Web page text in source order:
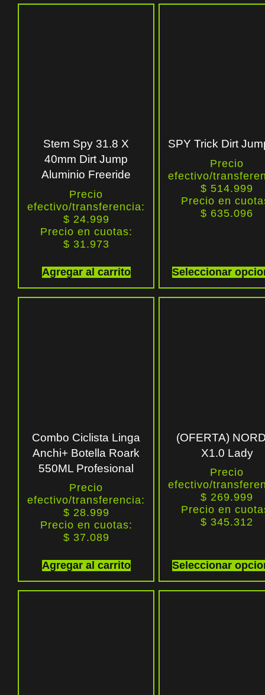
Stem Spy 31.8 X
40mm Dirt Jump
Aluminio Freeride
Precio
efectivo/transferencia:
$ 24.999
Precio en cuotas:
$ 31.973
Agregar al carrito
SPY Trick Dirt
Precio
efectivo/
$ 514.999
Precio en
$ 635.096
Seleccionar
Combo Ciclista Linga
Anchi+ Botella Roark
550ML Profesional
Precio
efectivo/transferencia:
$ 28.999
Precio en cuotas:
$ 37.089
Agregar al carrito
(OFERTA)
X1.0 Lady
Precio
efectivo/
$ 269.999
Precio en
$ 345.312
Seleccionar